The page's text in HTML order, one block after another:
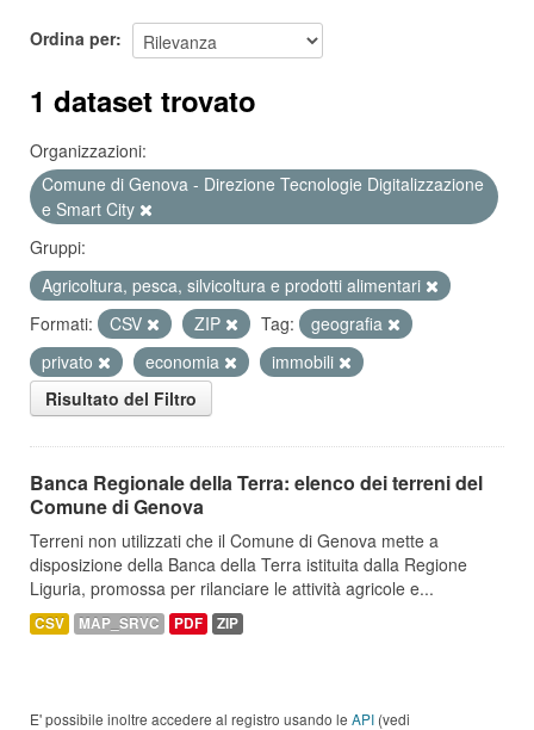
Ordina per
1 dataset trovato
Organizzazioni:
Comune di Genova - Direzione Tecnologie Digitalizzazione
e Smart City
Gruppi:
Agricoltura, pesca, silvicoltura e prodotti alimentari
Formati:
CSV ZIP Tag:
geografia
privato
economia
immobili
Risultato del Filtro
Banca Regionale della Terra: elenco dei terreni del
Comune di Genova
Terreni non utilizzati che il Comune di Genova mette a
disposizione della Banca della Terra istituita dalla Regione
Liguria, promossa per rilanciare le attività agricole e...
CSV MAP_SRVC PDF ZIP
E' possibile inoltre accedere al registro usando le API (vedi